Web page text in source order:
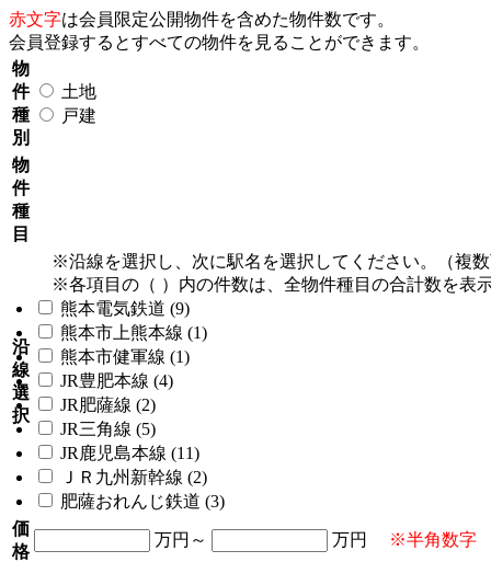
赤文字は会員限定公開物件を含めた物件数です。
会員登録するとすべての物件を見ることができます。
物
件
種
別
土地
戸建
物
件
種
目
沿
線
選
択
※沿線を選択し、次に駅名を選択してください。（複
※各項目の（ ）内の件数は、全物件種目の合計数を表
熊本電気鉄道 (9)
熊本市上熊本線 (1)
熊本市健軍線 (1)
JR豊肥本線 (4)
JR肥薩線 (2)
JR三角線 (5)
JR鹿児島本線 (11)
ＪＲ九州新幹線 (2)
肥薩おれんじ鉄道 (3)
価
格
万円～ 万円 ※半角数字